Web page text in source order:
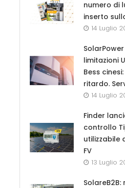
numero di
inserto
14 Luglio
limitazioni
Bess
ritardo.
14 Luglio
Finder
controllo
utilizzabile
FV
13 Luglio